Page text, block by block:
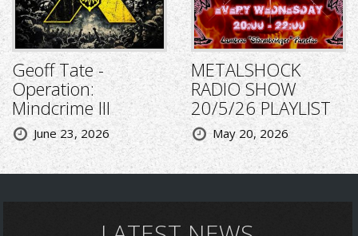
Geoff Tate -
Operation:
Mindcrime III
June 23, 2026
METALSHOCK
RADIO SHOW
20/5/26 PLAYLIST
May 20, 2026